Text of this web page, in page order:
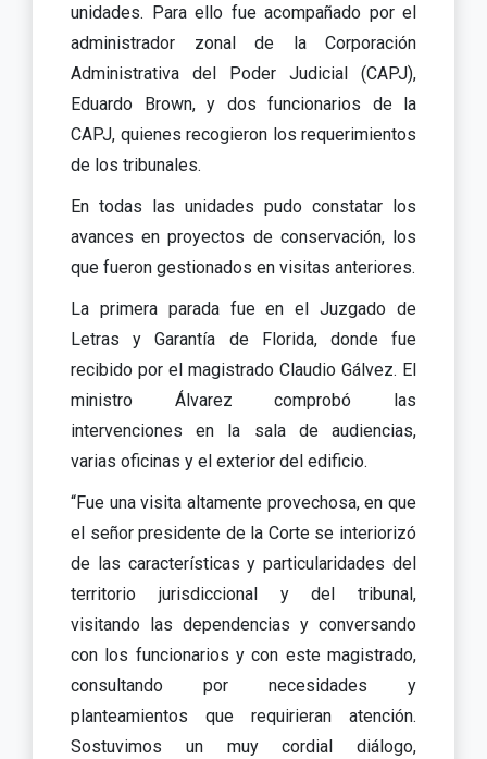
unidades. Para ello fue acompañado por el
administrador zonal de la Corporación
Administrativa del Poder Judicial (CAPJ),
Eduardo Brown, y dos funcionarios de la
CAPJ, quienes recogieron los requerimientos
de los tribunales.
En todas las unidades pudo constatar los
avances en proyectos de conservación, los
que fueron gestionados en visitas anteriores.
La primera parada fue en el Juzgado de
Letras y Garantía de Florida, donde fue
recibido por el magistrado Claudio Gálvez. El
ministro Álvarez comprobó las
intervenciones en la sala de audiencias,
varias oficinas y el exterior del edificio.
“Fue una visita altamente provechosa, en que
el señor presidente de la Corte se interiorizó
de las características y particularidades del
territorio jurisdiccional y del tribunal,
visitando las dependencias y conversando
con los funcionarios y con este magistrado,
consultando por necesidades y
planteamientos que requirieran atención.
Sostuvimos un muy cordial diálogo,